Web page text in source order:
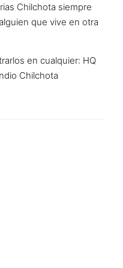
Chilchota siempre
que vive en otra
en cualquier: HQ
Chilchota